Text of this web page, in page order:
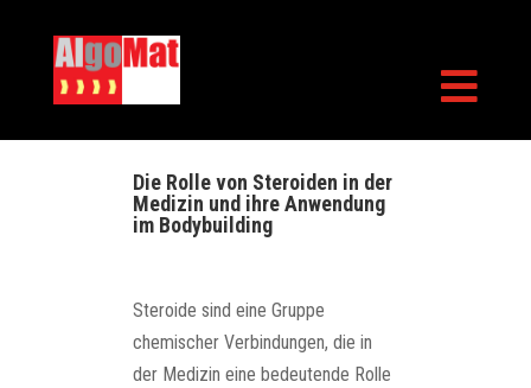

Die Rolle von Steroiden in der
Medizin und ihre Anwendung
im Bodybuilding
Steroide sind eine Gruppe
chemischer Verbindungen, die in
der Medizin eine bedeutende Rolle